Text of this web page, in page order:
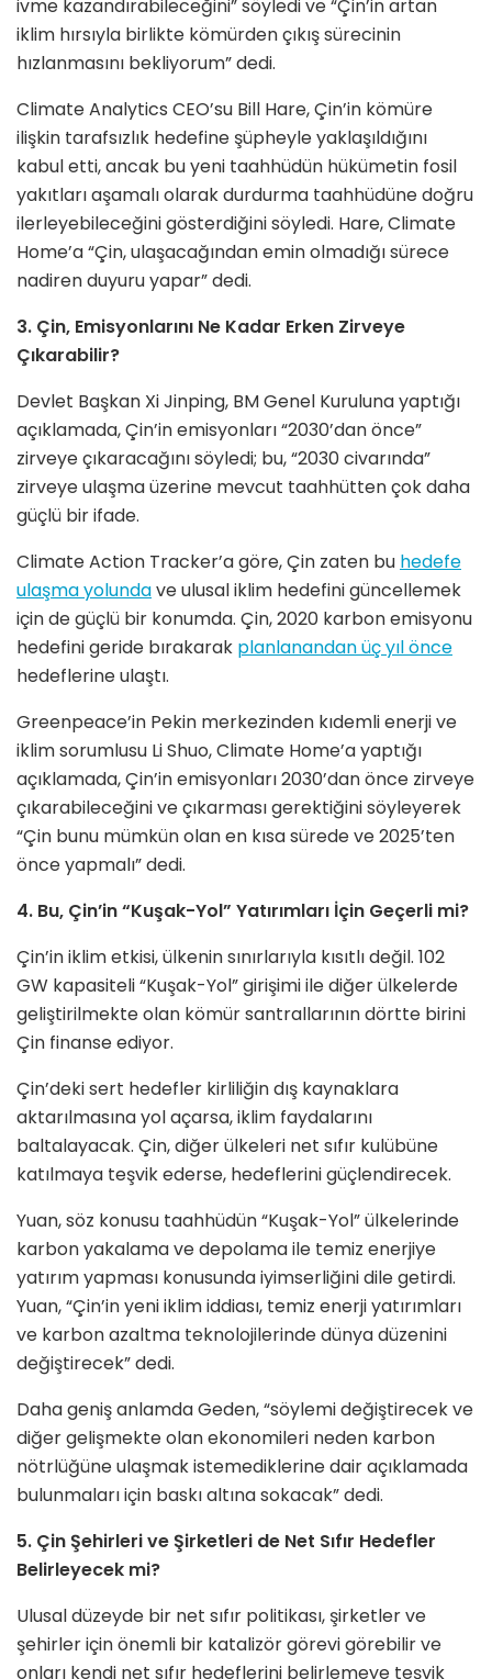
ivme kazandırabileceğini” söyledi ve “Çin’in artan
iklim hırsıyla birlikte kömürden çıkış sürecinin
hızlanmasını bekliyorum” dedi.
Climate Analytics CEO’su Bill Hare, Çin’in kömüre
ilişkin tarafsızlık hedefine şüpheyle yaklaşıldığını
kabul etti, ancak bu yeni taahhüdün hükümetin fosil
yakıtları aşamalı olarak durdurma taahhüdüne doğru
ilerleyebileceğini gösterdiğini söyledi. Hare, Climate
Home’a “Çin, ulaşacağından emin olmadığı sürece
nadiren duyuru yapar” dedi.
3. Çin, Emisyonlarını Ne Kadar Erken Zirveye
Çıkarabilir?
Devlet Başkan Xi Jinping, BM Genel Kuruluna yaptığı
açıklamada, Çin’in emisyonları “2030’dan önce”
zirveye çıkaracağını söyledi; bu, “2030 civarında”
zirveye ulaşma üzerine mevcut taahhütten çok daha
güçlü bir ifade.
Climate Action Tracker’a göre, Çin zaten bu hedefe
ulaşma yolundave ulusal iklim hedefini güncellemek
için de güçlü bir konumda. Çin, 2020 karbon emisyonu
hedefini geride bırakarak planlanandan üç yıl önce
hedeflerine ulaştı.
Greenpeace’in Pekin merkezinden kıdemli enerji ve
iklim sorumlusu Li Shuo, Climate Home’a yaptığı
açıklamada, Çin’in emisyonları 2030’dan önce zirveye
çıkarabileceğini ve çıkarması gerektiğini söyleyerek
“Çin bunu mümkün olan en kısa sürede ve 2025’ten
önce yapmalı” dedi.
4. Bu, Çin’in “Kuşak-Yol” Yatırımları İçin Geçerli mi?
Çin’in iklim etkisi, ülkenin sınırlarıyla kısıtlı değil. 102
GW kapasiteli “Kuşak-Yol” girişimi ile diğer ülkelerde
geliştirilmekte olan kömür santrallarının dörtte birini
Çin finanse ediyor.
Çin’deki sert hedefler kirliliğin dış kaynaklara
aktarılmasına yol açarsa, iklim faydalarını
baltalayacak. Çin, diğer ülkeleri net sıfır kulübüne
katılmaya teşvik ederse, hedeflerini güçlendirecek.
Yuan, söz konusu taahhüdün “Kuşak-Yol” ülkelerinde
karbon yakalama ve depolama ile temiz enerjiye
yatırım yapması konusunda iyimserliğini dile getirdi.
Yuan, “Çin’in yeni iklim iddiası, temiz enerji yatırımları
ve karbon azaltma teknolojilerinde dünya düzenini
değiştirecek” dedi.
Daha geniş anlamda Geden, “söylemi değiştirecek ve
diğer gelişmekte olan ekonomileri neden karbon
nötrlüğüne ulaşmak istemediklerine dair açıklamada
bulunmaları için baskı altına sokacak” dedi.
5. Çin Şehirleri ve Şirketleri de Net Sıfır Hedefler
Belirleyecek mi?
Ulusal düzeyde bir net sıfır politikası, şirketler ve
şehirler için önemli bir katalizör görevi görebilir ve
onları kendi net sıfır hedeflerini belirlemeye teşvik